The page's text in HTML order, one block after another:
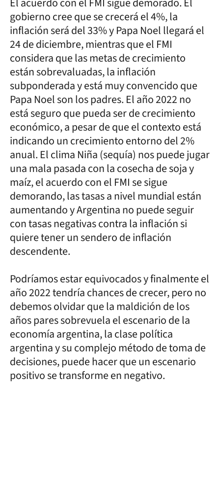
gobierno cree que se crecerá el 4%, la
inflación será del 33% y Papa Noel llegará el
24 de diciembre, mientras que el FMI
considera que las metas de crecimiento
están sobrevaluadas, la inflación
subponderada y está muy convencido que
Papa Noel son los padres. El año 2022 no
está seguro que pueda ser de crecimiento
económico, a pesar de que el contexto está
indicando un crecimiento entorno del 2%
anual. El clima Niña (sequía) nos puede jugar
una mala pasada con la cosecha de soja y
maíz, el acuerdo con el FMI se sigue
demorando, las tasas a nivel mundial están
aumentando y Argentina no puede seguir
con tasas negativas contra la inflación si
quiere tener un sendero de inflación
descendente.
Podríamos estar equivocados y finalmente el
año 2022 tendría chances de crecer, pero no
debemos olvidar que la maldición de los
años pares sobrevuela el escenario de la
economía argentina, la clase política
argentina y su complejo método de toma de
decisiones, puede hacer que un escenario
positivo se transforme en negativo.